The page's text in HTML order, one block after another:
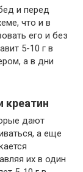
и перед
что и в
его и без
5-10 г в
а в дни
креатин
дают
а еще
их в один